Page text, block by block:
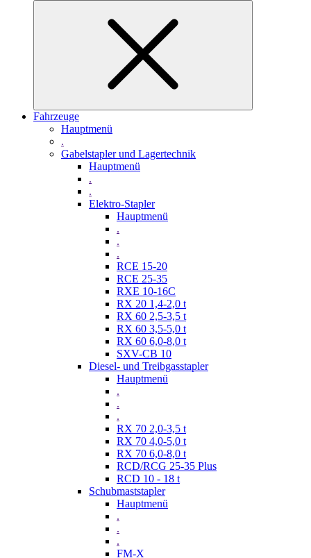
Fahrzeuge
Hauptmenü
.
Gabelstapler und Lagertechnik
Hauptmenü
.
.
Elektro-Stapler
Hauptmenü
.
.
.
RCE 15-20
RCE 25-35
RXE 10-16C
RX 20 1,4-2,0 t
RX 60 2,5-3,5 t
RX 60 3,5-5,0 t
RX 60 6,0-8,0 t
SXV-CB 10
Diesel- und Treibgasstapler
Hauptmenü
.
.
.
RX 70 2,0-3,5 t
RX 70 4,0-5,0 t
RX 70 6,0-8,0 t
RCD/RCG 25-35 Plus
RCD 10 - 18 t
Schubmaststapler
Hauptmenü
.
.
.
FM-X